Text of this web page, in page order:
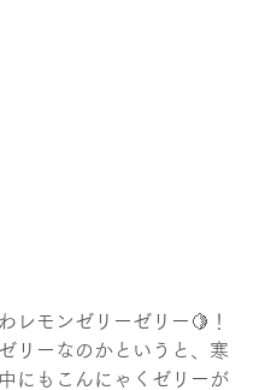
レモンゼリーゼリー🍋！
リーなのかというと、寒
にもこんにゃくゼリーが